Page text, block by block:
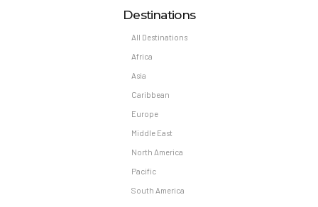
Destinations
All Destinations
Africa
Asia
Caribbean
Europe
Middle East
North America
Pacific
South America